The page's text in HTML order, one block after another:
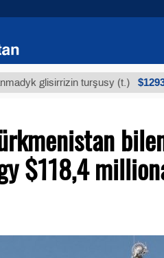
glisirrizin turşusy (t.) $12935,18
$118,4